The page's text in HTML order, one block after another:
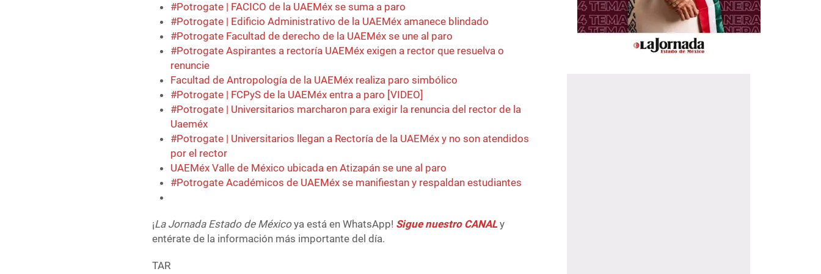
#Potrogate | FACICO de la UAEMéx se suma a paro
#Potrogate | Edificio Administrativo de la UAEMéx amanece blindado
#Potrogate Facultad de derecho de la UAEMéx se une al paro
#Potrogate Aspirantes a rectoría UAEMéx exigen a rector que resuelva o
renuncie
Facultad de Antropología de la UAEMéx realiza paro simbólico
#Potrogate | FCPyS de la UAEMéx entra a paro [VIDEO]
#Potrogate | Universitarios marcharon para exigir la renuncia del rector de la
Uaeméx
#Potrogate | Universitarios llegan a Rectoría de la UAEMéx y no son atendidos
por el rector
UAEMéx Valle de México ubicada en Atizapán se une al paro
#Potrogate Académicos de UAEMéx se manifiestan y respaldan estudiantes
¡La Jornada Estado de Méxicoya está en WhatsApp! Sigue nuestro CANALy
entérate de la información más importante del día.
TAR